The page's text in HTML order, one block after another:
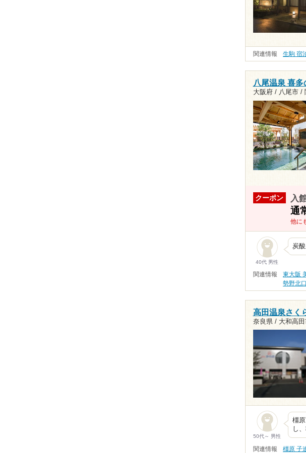
関連情報 生駒 宿
八尾温泉 喜多
大阪府 / 八尾市 /
クーポン 入
通
他に
40代 男性
炭
関連情報 東大阪
勢野北
高田温泉さく
奈良県 / 大和高
50代～ 男性
橿
し
関連情報 橿原 子